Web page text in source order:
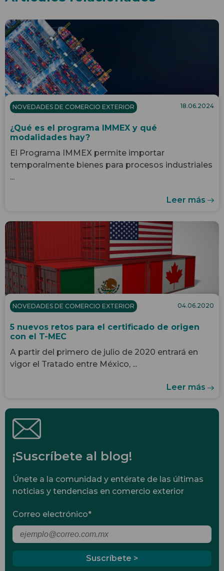
NOVEDADES DE COMERCIO EXTERIOR 18.06.2024
¿Qué es el programa IMMEX y qué
modalidades hay?
El Programa IMMEX permite importar
temporalmente bienes para procesos industriales
...
Leer más
NOVEDADES DE COMERCIO EXTERIOR 04.06.2020
5 nuevos retos para el certificado de origen
con el T-MEC
A partir del primero de julio de 2020 entrará en
vigor el Tratado entre México, ...
Leer más
¡Suscríbete al blog!
Únete a la comunidad y entérate de las últimas
noticias y tendencias en comercio exterior
Correo electrónico*